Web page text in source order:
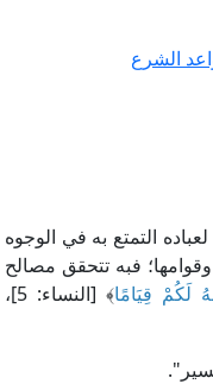
الشرع
التمتع به في الوجوه
وقوامها؛ فبه تتحقق مصالح
لَكُمْ قِيَامًا
﴾ [النساء: 5]،